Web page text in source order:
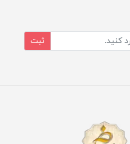
ثبت